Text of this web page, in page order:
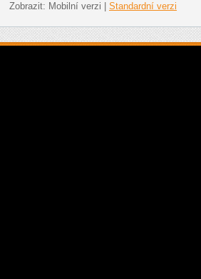
Zobrazit: Mobilní verzi Standardní verzi